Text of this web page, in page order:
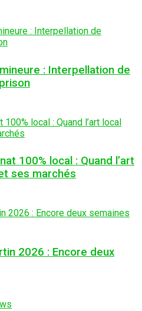
: Interpellation de
100% local : Quand l’art
ses marchés
2026 : Encore deux